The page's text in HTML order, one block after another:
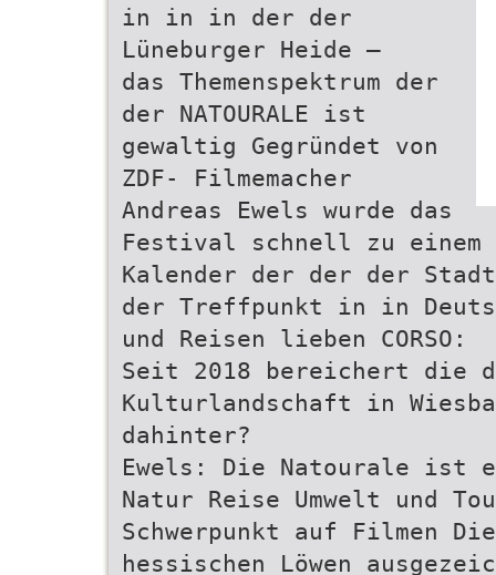
in in in der der
Lüneburger Heide –
das Themenspektrum der
der NATOURALE ist
gewaltig Gegründet von
ZDF- Filmemacher
Andreas Ewels wurde das
Festival schnell zu einem
Kalender der der der
der Treffpunkt in in
und Reisen lieben CORSO:
Seit 2018 bereichert die
Kulturlandschaft in
dahinter?
Ewels: Die Natourale ist
Natur Reise Umwelt und
Schwerpunkt auf Filmen
hessischen Löwen